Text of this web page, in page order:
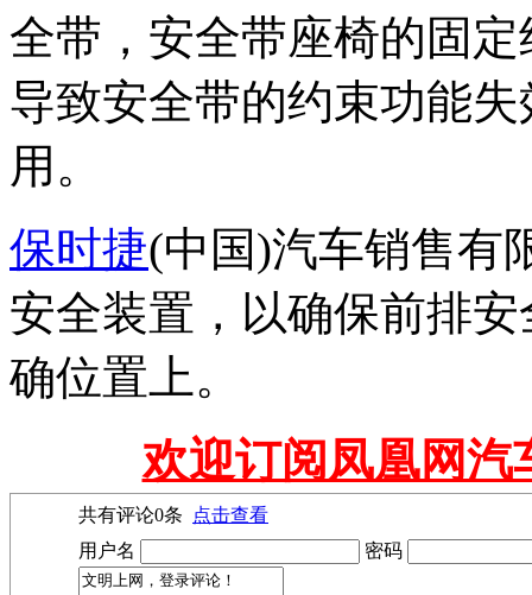
全带，安全带座椅的固
导致安全带的约束功能
用。
保时捷(中国)汽车销售有
安全装置，以确保前排
确位置上。
欢迎订阅凤凰网汽
共有评论0条
点击查看
用户名
密码